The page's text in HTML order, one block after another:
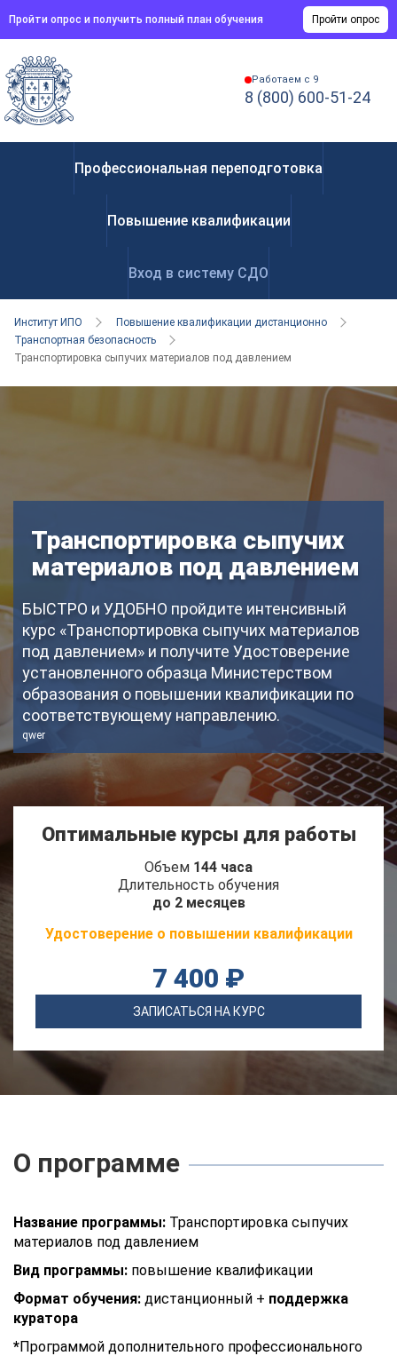
Пройти опрос и получить полный план обучения Пройти опрос
Работаем с 9
8 (800) 600-51-24
Профессиональная переподготовка
Повышение квалификации
Вход в систему СДО
Институт ИПО
Повышение квалификации дистанционно
Транспортная безопасность
Транспортировка сыпучих материалов под давлением
Транспортировка сыпучих
материалов под давлением
БЫСТРО и УДОБНО пройдите интенсивный
курс «Транспортировка сыпучих материалов
под давлением» и получите Удостоверение
установленного образца Министерством
образования о повышении квалификации по
соответствующему направлению.
qwer
Оптимальные курсы для работы
Объем 144 часа
Длительность обучения
до 2 месяцев
Удостоверение о повышении квалификации
7 400 ₽
ЗАПИСАТЬСЯ НА КУРС
О программе
Название программы: Транспортировка сыпучих
материалов под давлением
Вид программы: повышение квалификации
Формат обучения: дистанционный + поддержка
куратора
*Программой дополнительного профессионального